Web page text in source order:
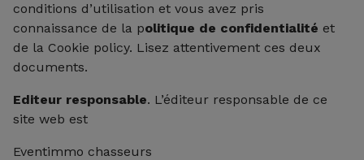
conditions d’utilisation et vous avez pris
connaissance de la politique de confidentialité et
de la Cookie policy. Lisez attentivement ces deux
documents.
Editeur responsable. L’éditeur responsable de ce
site web est
Eventimmo chasseurs